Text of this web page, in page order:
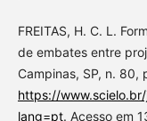
FREITAS, H. C. L.
de embates entre
Campinas, SP, n. 80,
https://
lang=pt. Acesso em